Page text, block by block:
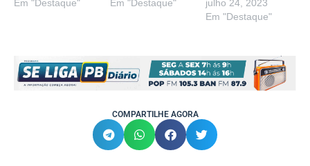
Em "Destaque"
Em "Destaque"
julho 24, 2023
Em "Destaque"
COMPARTILHE AGORA